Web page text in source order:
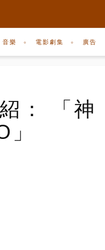
音樂 電影劇集 廣告
： 「神